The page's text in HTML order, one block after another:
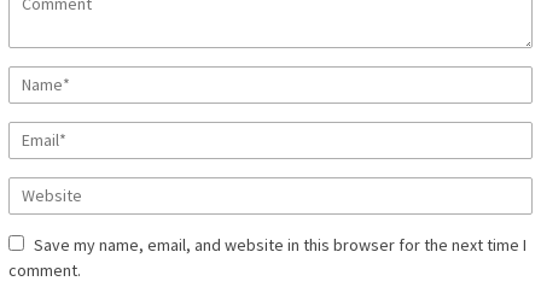
Save my name, email, and website in this browser for the next time I
comment.